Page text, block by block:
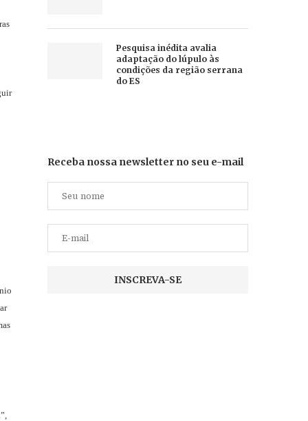
Pesquisa inédita avalia
adaptação do lúpulo às
condições da região serrana
do ES
Receba nossa newsletter no seu e-mail